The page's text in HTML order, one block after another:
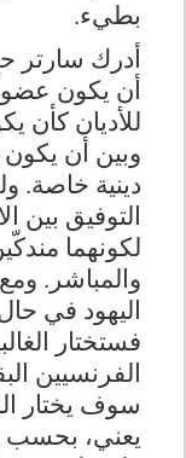
بطيء.
أدرك سارتر
أن يكون
للأديان كأن
وبين أن
دينية خاصة.
التوفيق بين
لكونهما
والمباشر.
اليهود في
فستختار
الفرنسيين
سوف يختار
يعني، بحسب